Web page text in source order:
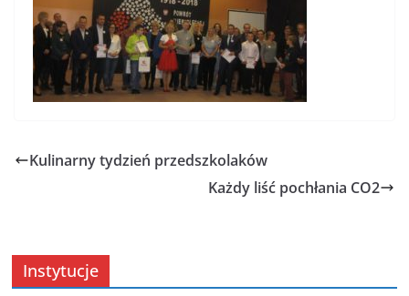
Kulinarny tydzień przedszkolaków
Każdy liść pochłania CO2
Instytucje